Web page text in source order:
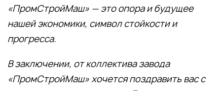
«ПромСтройМаш» — это опора и будущее
нашей экономики, символ стойкости и
прогресса.
В заключении, от коллектива завода
«ПромСтройМаш» хочется поздравить вас с